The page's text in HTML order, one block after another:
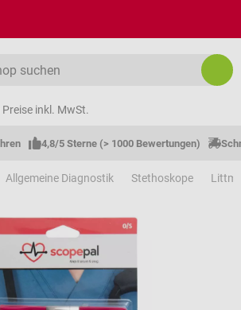
Preise inkl. MwSt.
4,8/5 Sterne (> 1000 Bewertungen)
Allgemeine Diagnostik Stethoskope